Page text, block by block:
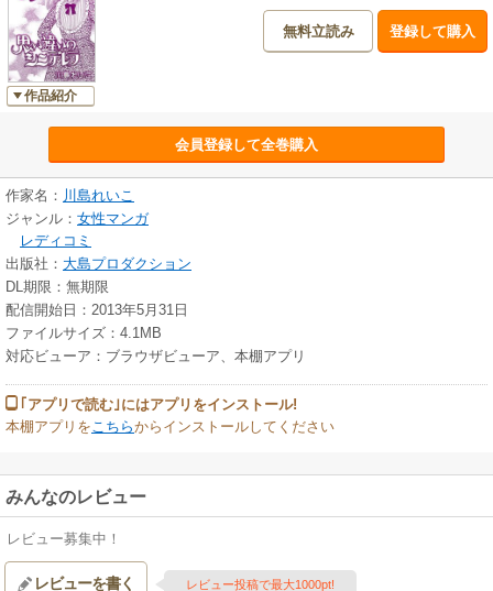
作品紹介
無料立読み 登録して購入
会員登録して全巻購入
作家名： 川島れいこ
ジャンル： 女性マンガ
レディコミ
出版社： 大島プロダクション
DL期限：無期限
配信開始日：2013年5月31日
ファイルサイズ：4.1MB
対応ビューア：ブラウザビューア、本棚アプリ
｢アプリで読む｣にはアプリをインストール!
本棚アプリを こちらからインストールしてください
みんなのレビュー
レビュー募集中！
レビューを書く レビュー投稿で最大1000pt!